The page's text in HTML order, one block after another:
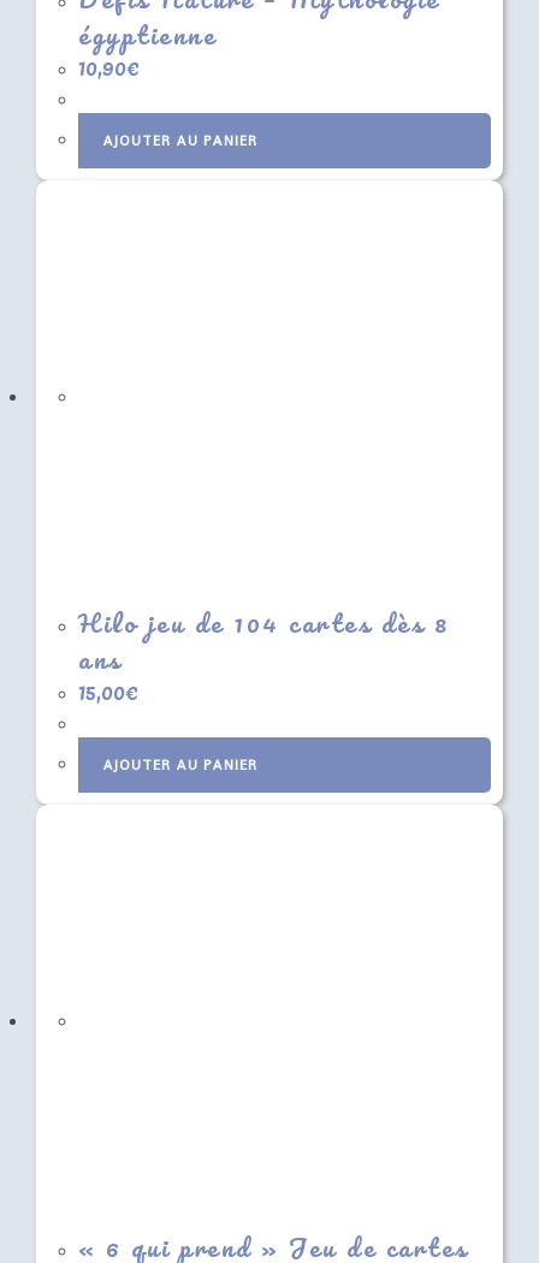
égyptienne
10,90€
AJOUTER AU PANIER
Hilo jeu de 104 cartes dès 8
ans
15,00€
AJOUTER AU PANIER
« 6 qui prend » Jeu de cartes